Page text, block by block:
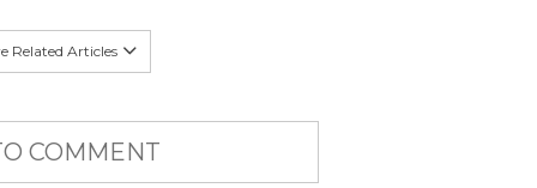
Related Articles
COMMENT